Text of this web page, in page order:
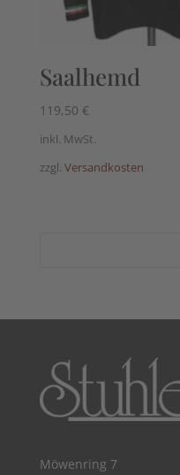
Saalhemd
119,50 €
inkl. MwSt.
zzgl. Versandkosten
Möwenring 7